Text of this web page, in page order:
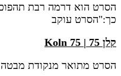
הסרט הוא דרמה רבת
כך:"הסרט עוקב
קלן 75 | Koln 75
הסרט מתואר מנקודת מבטה